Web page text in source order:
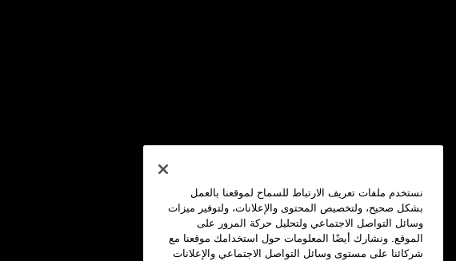
نستخدم ملفات تعريف الارتباط للسماح لموقعنا بالعمل
بشكل صحيح، ولتخصيص المحتوى والإعلانات، ولتوفير ميزات
وسائل التواصل الاجتماعي ولتحليل حركة المرور على
الموقع. ونشارك أيضًا المعلومات حول استخدامك موقعنا مع
شركائنا على مستوى وسائل التواصل الاجتماعي والإعلانات